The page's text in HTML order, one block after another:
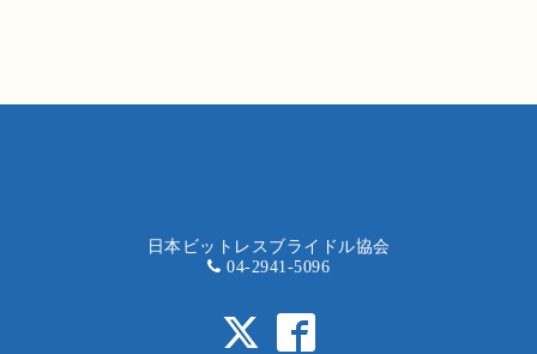
日本ビットレスブライドル協会
04-2941-5096